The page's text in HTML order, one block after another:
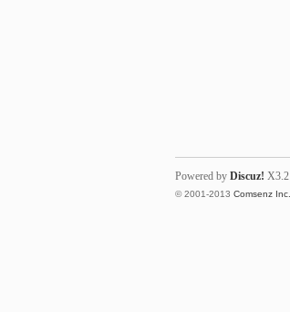
Powered by Discuz! X3.2
© 2001-2013 Comsenz Inc.